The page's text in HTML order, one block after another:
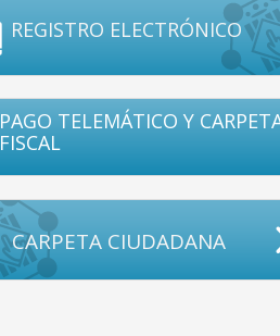
REGISTRO ELECTRÓNICO
PAGO TELEMÁTICO Y
FISCAL
CARPETA CIUDADANA